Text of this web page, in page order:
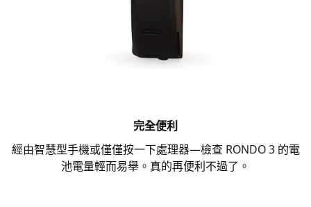
完全便利
經由智慧型手機或僅僅按一下處理器—檢查 RONDO 3 的電
池電量輕而易舉。真的再便利不過了。